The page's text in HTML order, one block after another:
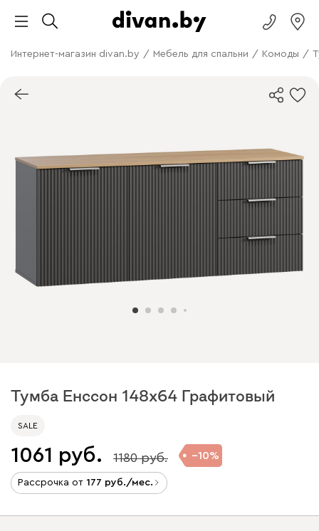
Интернет-магазин divan.by / Мебель для спальни / Комоды /
Тумба Енссон 148x64 Графитовый
SALE
1061 1180 10
Рассрочка от 177 /мес.